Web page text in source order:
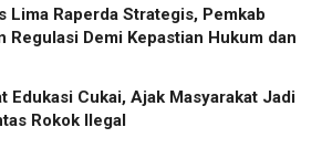
Lima Raperda Strategis, Pemkab
Regulasi Demi Kepastian Hukum dan
Edukasi Cukai, Ajak Masyarakat Jadi
Rokok Ilegal